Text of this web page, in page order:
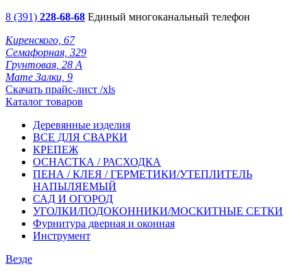
8 (391) 228-68-68 Единый многоканальный телефон
Киренского, 67
Семафорная, 329
Грунтовая, 28 А
Мате Залки, 9
Скачать прайс-лист /xls
Каталог товаров
Деревянные изделия
ВСЕ ДЛЯ СВАРКИ
КРЕПЕЖ
ОСНАСТКА / РАСХОДКА
ПЕНА / КЛЕЯ / ГЕРМЕТИКИ/УТЕПЛИТЕЛЬ
НАПЫЛЯЕМЫЙ
САД И ОГОРОД
УГОЛКИ/ПОДОКОННИКИ/МОСКИТНЫЕ СЕТКИ
Фурнитура дверная и оконная
Инструмент
Везде